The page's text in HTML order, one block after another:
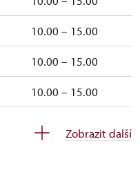
10.00 – 15.00
10.00 – 15.00
10.00 – 15.00
uzavřen
Zobrazit další